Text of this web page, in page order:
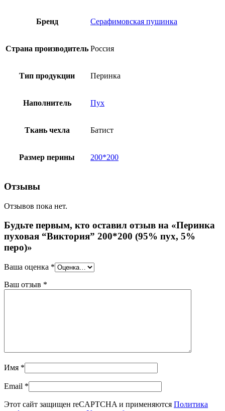
Бренд Серафимовская пушинка
Страна производитель Россия
Тип продукции Перинка
Наполнитель Пух
Ткань чехла Батист
Размер перины 200*200
Отзывы
Отзывов пока нет.
Будьте первым, кто оставил отзыв на «Перинка
пуховая “Виктория” 200*200 (95% пух, 5%
перо)»
Ваша оценка *
Ваш отзыв *
Имя *
Email *
Этот сайт защищен reCAPTCHA и применяются Политика